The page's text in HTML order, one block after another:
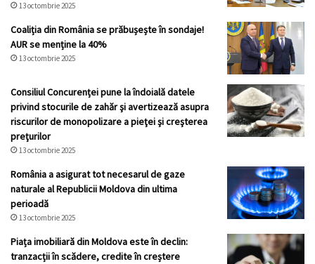
13 octombrie 2025
Coaliția din România se prăbușește în sondaje!
AUR se menține la 40%
13 octombrie 2025
Consiliul Concurenței pune la îndoială datele
privind stocurile de zahăr şi avertizează asupra
riscurilor de monopolizare a pieţei şi creşterea
preţurilor
13 octombrie 2025
România a asigurat tot necesarul de gaze
naturale al Republicii Moldova din ultima
perioadă
13 octombrie 2025
Piața imobiliară din Moldova este în declin:
tranzacții în scădere, credite în creștere